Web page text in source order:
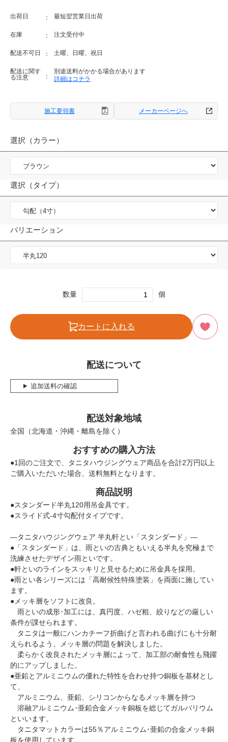
出荷日 最短翌営業日出荷
在庫 注文受付中
配送不可日 土曜、日曜、祝日
配送に関す
る注意
別途送料がかかる場合があります
詳細はコチラ
施工要領書 メーカーページへ
選択（カラー）
選択（タイプ）
バリエーション
数量 個
カートに入れる
配送について
追加送料の確認
配送対象地域
全国（北海道・沖縄・離島を除く）
おすすめの購入方法
●1回のご注文で、タニタハウジングウェア商品を合計2万円以上
ご購入いただいた場合、送料無料となります。
商品説明
●スタンダード半丸120用吊金具です。
●スライド式-4寸勾配付タイプです。
―タニタハウジングウェア 半丸軒とい「スタンダード」―
●「スタンダード」は、雨といの古典ともいえる半丸を究極まで
洗練させたデザイン雨といです。
●軒といのラインをスッキリと見せるために吊金具を採用。
●雨とい各シリーズには「高耐候性特殊塗装」を両面に施してい
ます。
●メッキ層をソフトに改良。
雨といの成形･加工には、真円度、ハゼ粗、絞りなどの厳しい
条件が課せられます。
タニタは一般にハンカチーフ折曲げと言われる曲げにも十分耐
えられるよう、メッキ層の問題を解決しました。
柔らかく改良されたメッキ層によって、加工部の耐食性も飛躍
的にアップしました。
●亜鉛とアルミニウムの優れた特性を合わせ持つ銅板を基材とし
て、
アルミニウム、亜鉛、シリコンからなるメッキ層を持つ
溶融アルミニウム･亜鉛合金メッキ銅板を総じてガルバリウム
といいます。
タニタマットカラーは55％アルミニウム･亜鉛の合金メッキ銅
板を使用しています。